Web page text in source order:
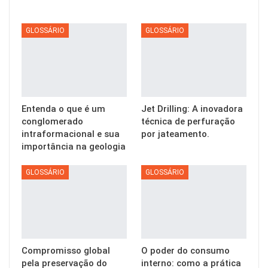
GLOSSÁRIO
Entenda o que é um
conglomerado
intraformacional e sua
importância na geologia
GLOSSÁRIO
Jet Drilling: A inovadora
técnica de perfuração
por jateamento.
GLOSSÁRIO
Compromisso global
pela preservação do
GLOSSÁRIO
O poder do consumo
interno: como a prática